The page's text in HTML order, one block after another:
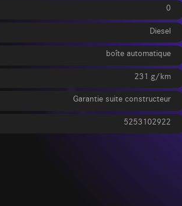
0
Diesel
boîte automatique
231 g/km
Garantie suite constructeur
5253102922